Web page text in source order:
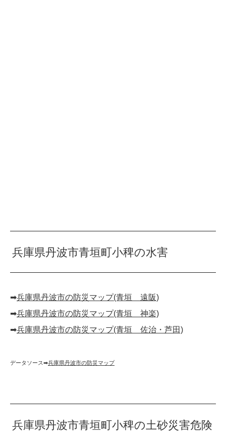
兵庫県丹波市青垣町小稗の水害
➡︎兵庫県丹波市の防災マップ(青垣 遠阪)
➡︎兵庫県丹波市の防災マップ(青垣 神楽)
➡︎兵庫県丹波市の防災マップ(青垣 佐治・芦田)
データソース➡︎兵庫県丹波市の防災マップ
兵庫県丹波市青垣町小稗の土砂災害危険